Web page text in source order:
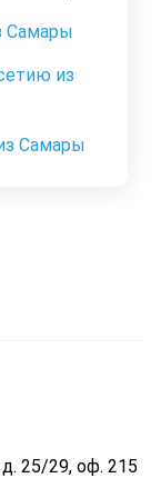
Самары
из
Самары
25/29, оф. 215